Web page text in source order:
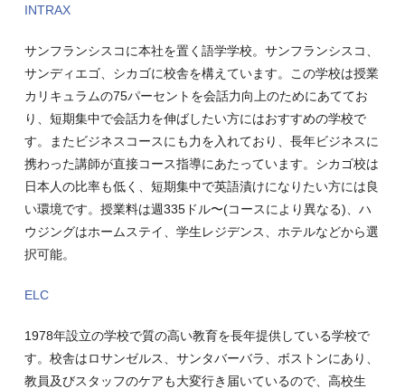
INTRAX
サンフランシスコに本社を置く語学学校。サンフランシスコ、
サンディエゴ、シカゴに校舎を構えています。この学校は授業
カリキュラムの75パーセントを会話力向上のためにあててお
り、短期集中で会話力を伸ばしたい方にはおすすめの学校で
す。またビジネスコースにも力を入れており、長年ビジネスに
携わった講師が直接コース指導にあたっています。シカゴ校は
日本人の比率も低く、短期集中で英語漬けになりたい方には良
い環境です。授業料は週335ドル〜(コースにより異なる)、ハ
ウジングはホームステイ、学生レジデンス、ホテルなどから選
択可能。
ELC
1978年設立の学校で質の高い教育を長年提供している学校で
す。校舎はロサンゼルス、サンタバーバラ、ボストンにあり、
教員及びスタッフのケアも大変行き届いているので、高校生